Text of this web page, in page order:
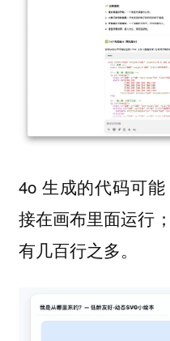
4o 生成的代码可
接在画布里面运行
有几百行之多。